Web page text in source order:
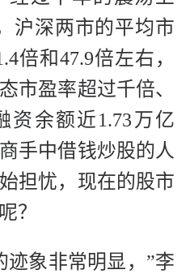
沪深两市的平均市
倍和47.9倍左右，
市盈率超过千倍、
资余额近1.73万亿
手中借钱炒股的人
担忧，现在的股市
？
迹象非常明显，”李